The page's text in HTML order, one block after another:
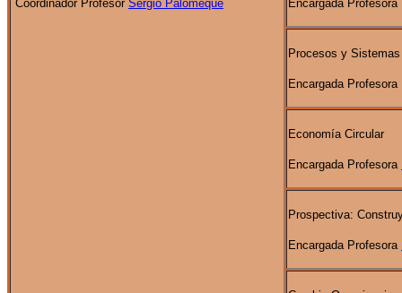
Coordinador Profesor Sergio Palomeque Encargada
Procesos y
Encargada
Economía Circular
Encargada Profesora
Prospectiva:
Encargada Profesora